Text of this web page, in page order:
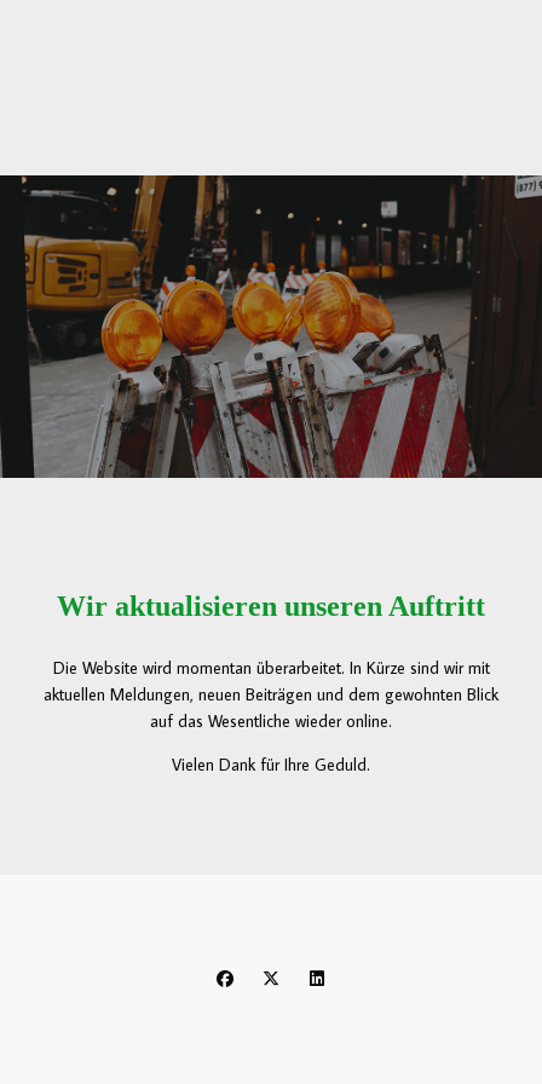
Wir aktualisieren unseren Auftritt
Die Website wird momentan überarbeitet. In Kürze sind wir mit
aktuellen Meldungen, neuen Beiträgen und dem gewohnten Blick
auf das Wesentliche wieder online.
Vielen Dank für Ihre Geduld.